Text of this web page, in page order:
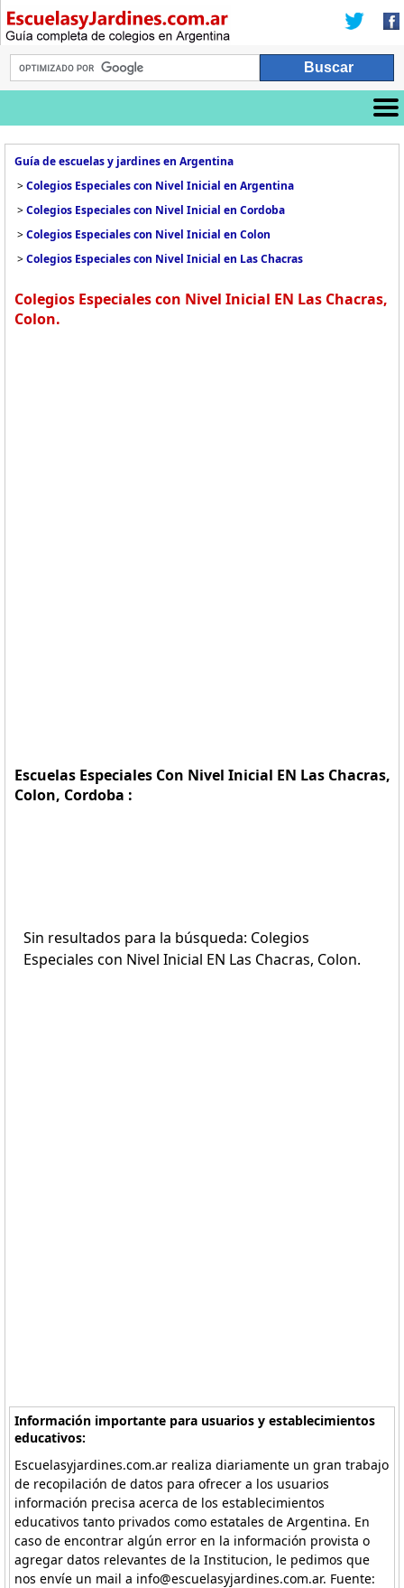
Guía de escuelas y jardines en Argentina
>Colegios Especiales con Nivel Inicial en Argentina
>Colegios Especiales con Nivel Inicial en Cordoba
>Colegios Especiales con Nivel Inicial en Colon
>Colegios Especiales con Nivel Inicial en Las Chacras
Colegios Especiales con Nivel Inicial EN Las Chacras,
Colon.
Escuelas Especiales Con Nivel Inicial EN Las Chacras,
Colon, Cordoba :
Sin resultados para la búsqueda: Colegios
Especiales con Nivel Inicial EN Las Chacras, Colon.
Información importante para usuarios y establecimientos
educativos:
Escuelasyjardines.com.ar realiza diariamente un gran trabajo
de recopilación de datos para ofrecer a los usuarios
información precisa acerca de los establecimientos
educativos tanto privados como estatales de Argentina. En
caso de encontrar algún error en la información provista o
agregar datos relevantes de la Institucion, le pedimos que
nos envíe un mail a info@escuelasyjardines.com.ar. Fuente: